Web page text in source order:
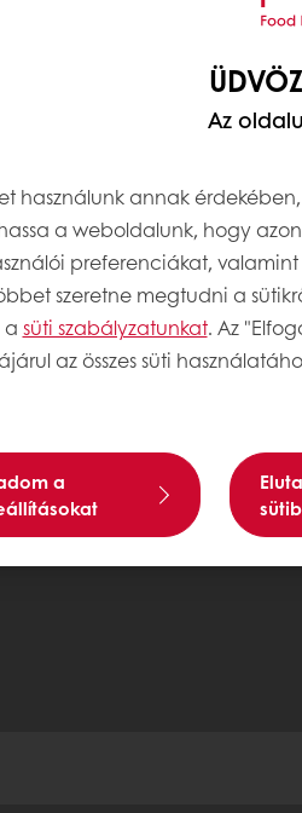
Az
használunk annak
a weboldalunk, hogy
preferenciákat, valamint
szeretne megtudni a
a süti szabályzatunkat. Az
az összes süti
a